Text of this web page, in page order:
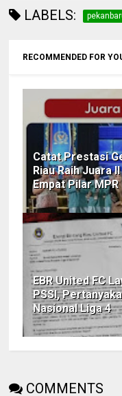
LABELS:
RECOMMENDED FOR
Catat Prestasi
Riau Raih Juara
Empat Pilar
EBR United FC
PSSI,
Nasional Liga 4
COMMENTS